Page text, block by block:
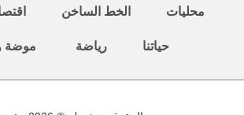
محليات الخط الساخن
حياتنا رياضة موضة